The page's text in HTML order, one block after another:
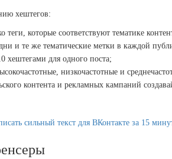
хештегов:
теги, которые соответствуют тематике
и те же тематические метки в каждой
хештегами для одного поста;
низкочастотные и
контента и рекламных кампаний
сильный текст для ВКонтакте за 15